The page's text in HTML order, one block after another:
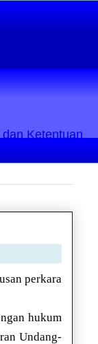
Ketentuan
perkara
hukum
Undang-